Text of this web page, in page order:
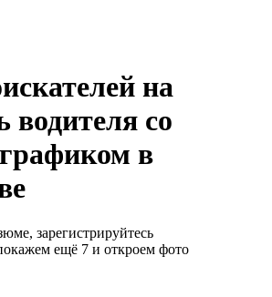
на
водителя со
в
зарегистрируйтесь
ещё 7 и откроем фото